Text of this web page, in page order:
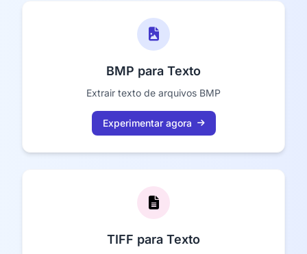
BMP para Texto
Extrair texto de arquivos BMP
Experimentar agora
TIFF para Texto